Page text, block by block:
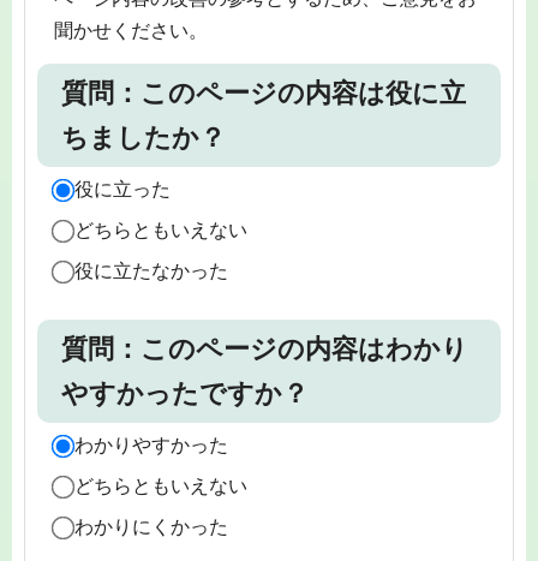
聞かせください。
質問：このページの内容は役に立
ちましたか？
役に立った
どちらともいえない
役に立たなかった
質問：このページの内容はわかり
やすかったですか？
わかりやすかった
どちらともいえない
わかりにくかった